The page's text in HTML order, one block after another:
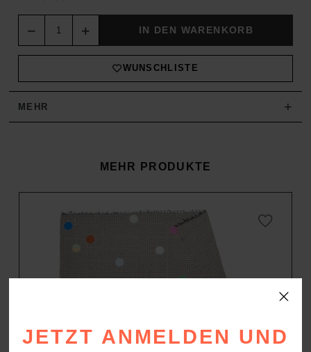
IN DEN WARENKORB
WUNSCHLISTE
MEHR +
MEHR PRODUKTE
JETZT ANMELDEN UND